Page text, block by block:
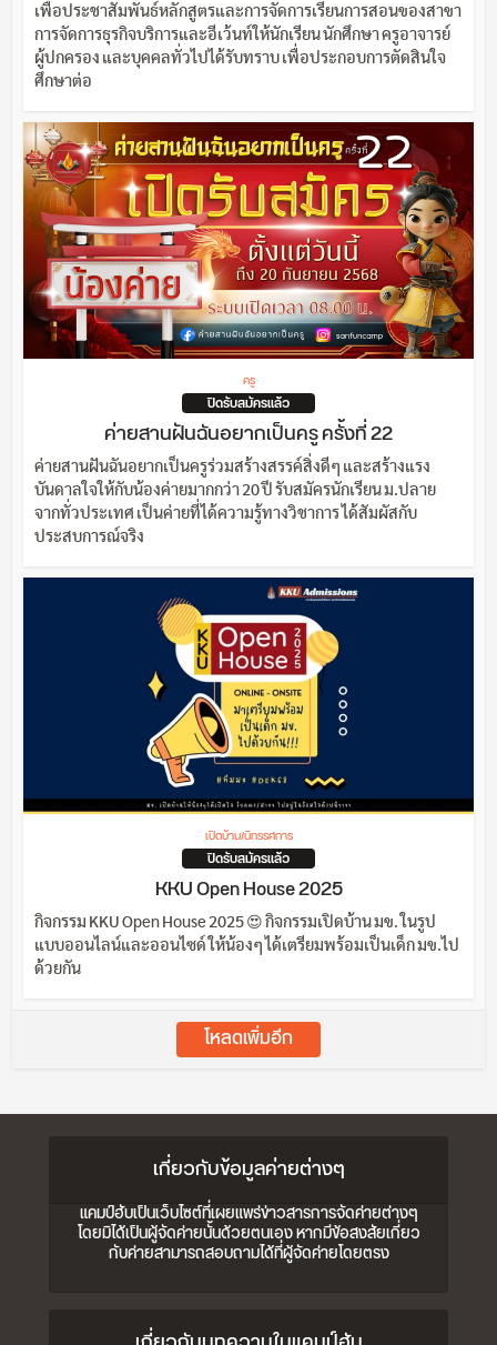
เพื่อประชาสัมพันธ์หลักสูตรและการจัดการเรียนการสอนของสาขา
การจัดการธุรกิจบริการและอีเว้นท์ให้นักเรียน นักศึกษา ครูอาจารย์
ผู้ปกครอง และบุคคลทั่วไปได้รับทราบ เพื่อประกอบการตัดสินใจ
ศึกษาต่อ
ครู
ปิดรับสมัครแล้ว
ค่ายสานฝันฉันอยากเป็นครู ครั้งที่ 22
ค่ายสานฝันฉันอยากเป็นครูร่วมสร้างสรรค์สิ่งดีๆ และสร้างแรง
บันดาลใจให้กับน้องค่ายมากกว่า 20 ปี รับสมัครนักเรียน ม.ปลาย
จากทั่วประเทศ เป็นค่ายที่ได้ความรู้ทางวิชาการ ได้สัมผัสกับ
ประสบการณ์จริง
เปิดบ้าน/นิทรรศการ
ปิดรับสมัครแล้ว
KKU Open House 2025
กิจกรรม KKU Open House 2025 😍 กิจกรรมเปิดบ้าน มข. ในรูป
แบบออนไลน์และออนไซด์ ให้น้องๆ ได้เตรียมพร้อมเป็นเด็ก มข.ไป
ด้วยกัน
โหลดเพิ่มอีก
เกี่ยวกับข้อมูลค่ายต่างๆ
แคมป์ฮับเป็นเว็บไซต์ที่เผยแพร่ข่าวสารการจัดค่ายต่างๆ
โดยมิได้เป็นผู้จัดค่ายนั้นด้วยตนเอง หากมีข้อสงสัยเกี่ยว
กับค่ายสามารถสอบถามได้ที่ผู้จัดค่ายโดยตรง